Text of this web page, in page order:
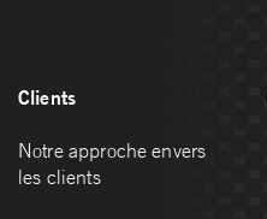
Clients
Notre approche envers
les clients